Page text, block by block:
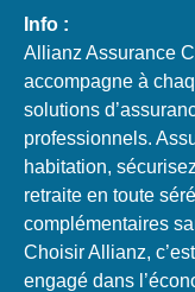
Info :
Allianz Assurance
accompagne à
solutions
professionnels.
habitation,
retraite en toute
complémentaires
Choisir Allianz,
engagé dans